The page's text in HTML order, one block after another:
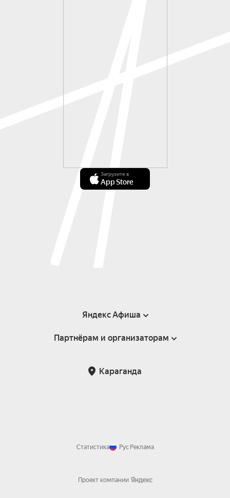
Загрузите в
App Store
Яндекс Афиша
Справка
Возврат билетов
Партнёрам и организаторам
Караганда
Статистика Рус Реклама
Проект компании